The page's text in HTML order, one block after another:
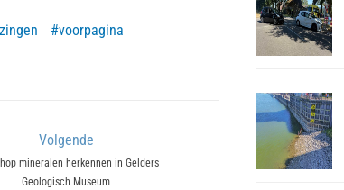
voorpagina
Volgende
mineralen herkennen in Gelders
Geologisch Museum